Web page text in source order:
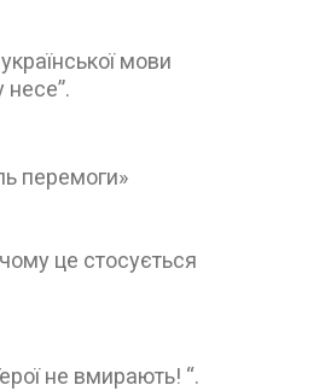
мови
несе”.
перемоги»
це стосується
не вмирають! “.